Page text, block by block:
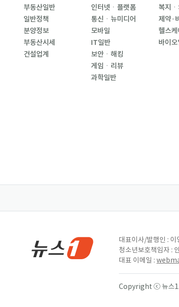
부동산일반
일반정책
분양정보
부동산시세
건설업계
인터넷ㆍ플랫폼
통신ㆍ뉴미디어
모바일
IT일반
보안ㆍ해킹
게임ㆍ리뷰
과학일반
복지
제약·
헬스케
바이
대표이사/발행인 : 이
청소년보호책임자 :
대표 이메일 :
Copyright ⓒ 뉴스1.